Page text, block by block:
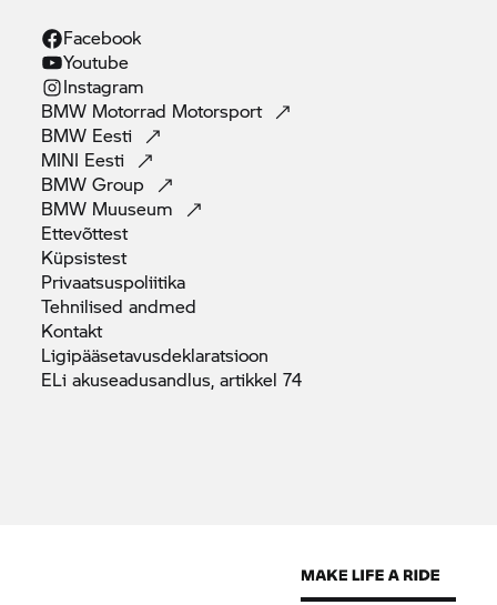
Facebook
Youtube
Instagram
BMW Motorrad Motorsport
BMW Eesti
MINI Eesti
BMWGroup
BMW Muuseum
Ettevõttest
Küpsistest
Privaatsuspoliitika
Tehnilisedandmed
Kontakt
Ligipääsetavusdeklaratsioon
ELi akuseadusandlus, artikkel74